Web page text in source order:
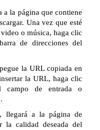
la página que contiene
Una vez que esté
o música, haga clic
de direcciones del
la URL copiada en
la URL, haga clic
de entrada o
llegará a la página de
la calidad deseada del